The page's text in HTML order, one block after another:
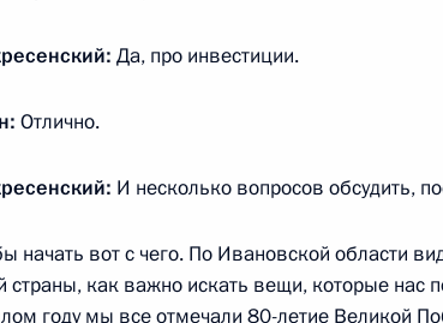
2022 года, 14:40Да, про инвестиции.
Отлично.
И несколько вопросов обсудить,
начать вот с чего. По Ивановской области
страны, как важно искать вещи, которые нас
году мы все отмечали 80-летие Великой